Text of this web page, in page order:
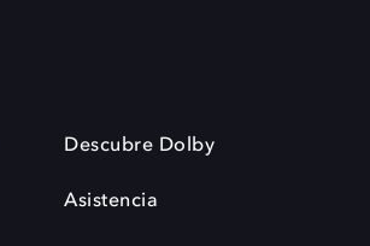
Descubre Dolby
Asistencia